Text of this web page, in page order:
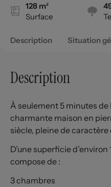
128 m²
Surface
Description Situation
Description
À seulement 5 minutes
charmante maison en
siècle, pleine de
D’une superficie d’environ
compose de :
3 chambres